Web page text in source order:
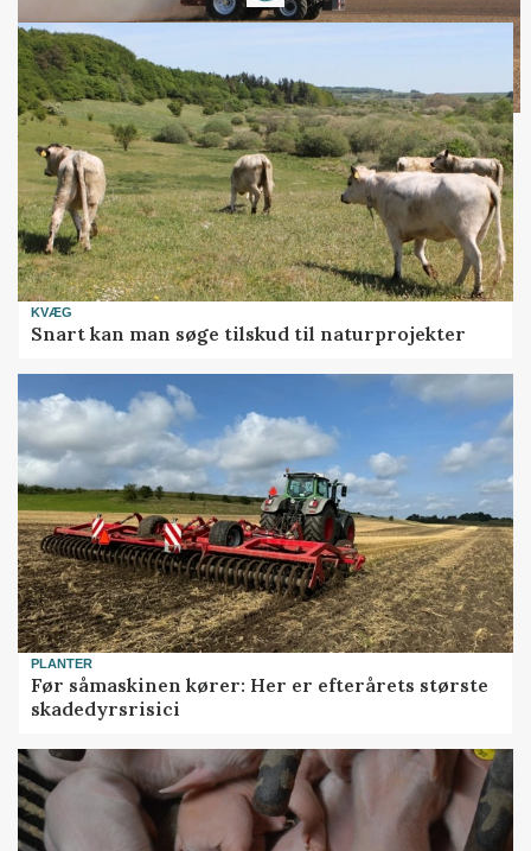
KVÆG
Snart kan man søge tilskud til naturprojekter
PLANTER
Før såmaskinen kører: Her er efterårets største
skadedyrsrisici